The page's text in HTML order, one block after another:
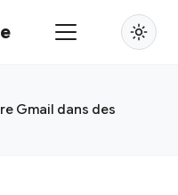
Gmail dans des